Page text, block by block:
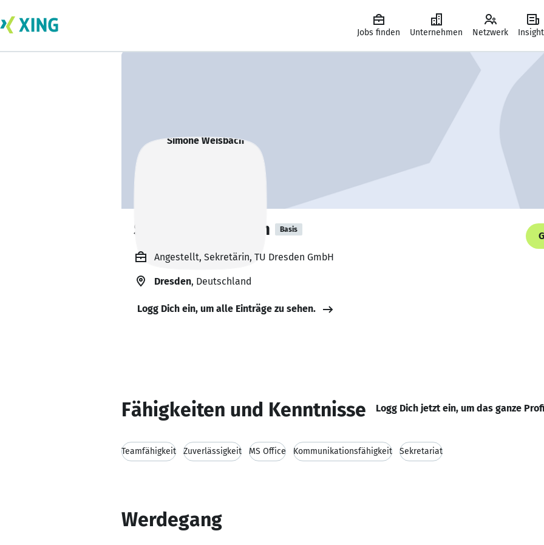
Jobs finden Unternehmen Netzwerk
Simone Weisbach Basis
Angestellt, Sekretärin, TU Dresden GmbH
Dresden, Deutschland
Logg Dich ein, um alle Einträge zu sehen.
Fähigkeiten und Kenntnisse Logg Dich jetzt ein, um das ganze
Teamfähigkeit Zuverlässigkeit MS Office Kommunikationsfähigkeit Sekretariat
Werdegang